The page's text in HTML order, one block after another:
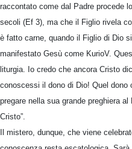
raccontato come dal Padre procede
secoli (Ef 3), ma che il Figlio rivela
è fatto carne, quando il Figlio di Dio
manifestato Gesù come KurioV.
liturgia. Io credo che ancora Cristo
conoscessi il dono di Dio! Quel
pregare nella sua grande preghiera
Cristo”.
Il mistero, dunque, che viene